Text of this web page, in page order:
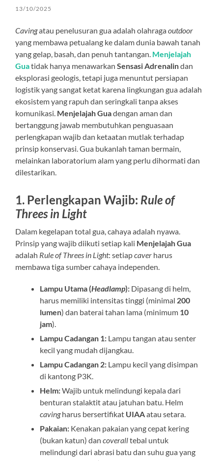
13/10/2025
Cavingatau penelusuran gua adalah olahragaoutdoor
yang membawa petualang ke dalam dunia bawah tanah
yang gelap, basah, dan penuh tantangan. Menjelajah
Guatidak hanya menawarkanSensasi Adrenalindan
eksplorasi geologis, tetapi juga menuntut persiapan
logistik yang sangat ketat karena lingkungan gua adalah
ekosistem yang rapuh dan seringkali tanpa akses
komunikasi. Menjelajah Guadengan aman dan
bertanggung jawab membutuhkan penguasaan
perlengkapan wajib dan ketaatan mutlak terhadap
prinsip konservasi. Gua bukanlah taman bermain,
melainkan laboratorium alam yang perlu dihormati dan
dilestarikan.
1. Perlengkapan Wajib: Rule of
Threes in Light
Dalam kegelapan total gua, cahaya adalah nyawa.
Prinsip yang wajib diikuti setiap kali Menjelajah Gua
adalah Rule of Threes in Light: setiapcaver harus
membawa tiga sumber cahaya independen.
Lampu Utama (Headlamp): Dipasang di helm,
harus memiliki intensitas tinggi (minimal 200
lumen) dan baterai tahan lama (minimum 10
jam).
Lampu Cadangan 1: Lampu tangan atau senter
kecil yang mudah dijangkau.
Lampu Cadangan 2: Lampu kecil yang disimpan
di kantong P3K.
Helm:Wajib untuk melindungi kepala dari
benturan stalaktit atau jatuhan batu. Helm
cavingharus bersertifikat UIAAatau setara.
Pakaian: Kenakan pakaian yang cepat kering
(bukan katun) dancoveralltebal untuk
melindungi dari abrasi batu dan suhu gua yang